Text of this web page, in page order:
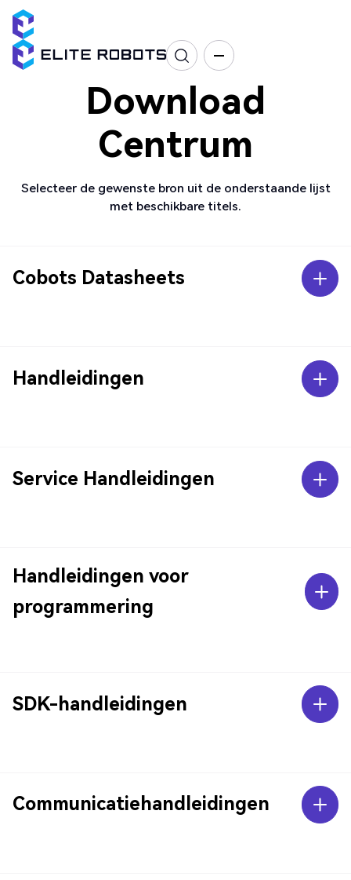
Download
Centrum
Selecteer de gewenste bron uit de onderstaande lijst
met beschikbare titels.
Cobots Datasheets
Handleidingen
Service Handleidingen
Handleidingen voor
programmering
SDK-handleidingen
Communicatiehandleidingen